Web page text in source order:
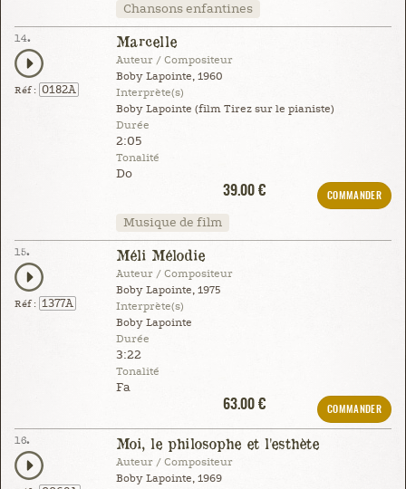
Chansons enfantines
14.
Réf : 0182A
Marcelle
Auteur / Compositeur
Boby Lapointe, 1960
Interprète(s)
Boby Lapointe (film Tirez sur le pianiste)
Durée
2:05
Tonalité
Do
39.00 €
COMMANDER
Musique de film
15.
Réf : 1377A
Méli Mélodie
Auteur / Compositeur
Boby Lapointe, 1975
Interprète(s)
Boby Lapointe
Durée
3:22
Tonalité
Fa
63.00 €
COMMANDER
16. Moi, le philosophe et l'esthète
Auteur / Compositeur
Boby Lapointe, 1969